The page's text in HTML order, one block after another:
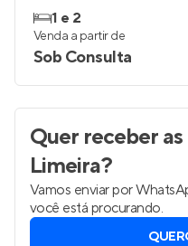
1 e 2
Venda a partir de
Sob Consulta
Quer receber
Limeira?
Vamos enviar por
você está procurando.